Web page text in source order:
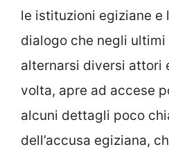
le istituzioni egiziane e
dialogo che negli
alternarsi diversi attori
volta, apre ad accese
alcuni dettagli poco
dell’accusa egiziana,